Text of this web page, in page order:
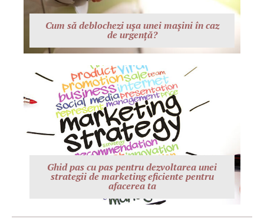
Cum să deblochezi ușa unei mașini în caz
de urgență?
Ghid pas cu pas pentru dezvoltarea unei
strategii de marketing eficiente pentru
afacerea ta